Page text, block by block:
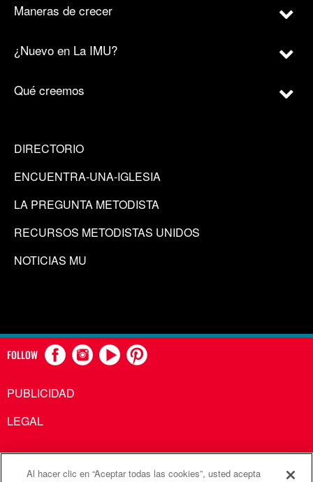
Maneras de crecer
¿Nuevo en La IMU?
Qué creemos
DIRECTORIO
ENCUENTRA-UNA-IGLESIA
LA PREGUNTA METODISTA
RECURSOS METODISTAS UNIDOS
NOTICIAS MU
FOLLOW
PUBLICIDAD
LEGAL
Al hacer clic en “Aceptar todas las cookies”, usted acepta